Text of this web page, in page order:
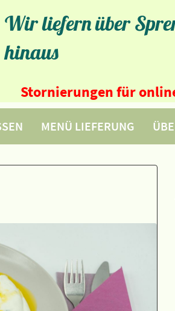
Wir liefern über
hinaus
Stornierungen für
MENÜ LIEFERUNG